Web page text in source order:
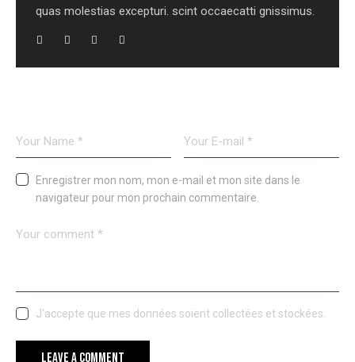
quas molestias excepturi. scint occaecatti gnissimus.
Enregistrer mon nom, mon e-mail et mon site dans le
navigateur pour mon prochain commentaire.
J'accepte que mes données soient collectées et stockées.